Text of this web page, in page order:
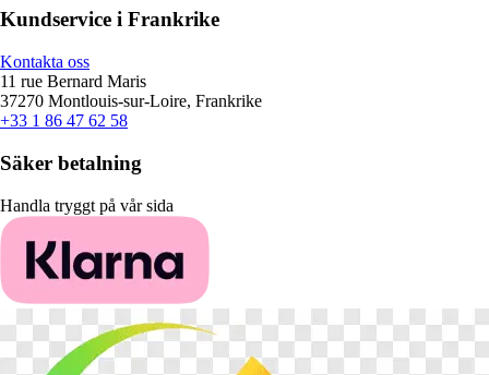
Kundservice i Frankrike
Kontakta oss
11 rue Bernard Maris
37270 Montlouis-sur-Loire, Frankrike
+33 1 86 47 62 58
Säker betalning
Handla tryggt på vår sida